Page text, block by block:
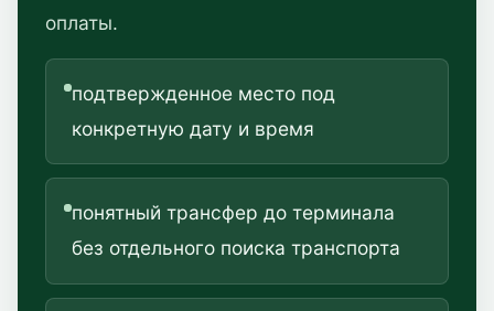
оплаты.
подтвержденное место под
конкретную дату и время
понятный трансфер до терминала
без отдельного поиска транспорта